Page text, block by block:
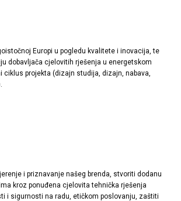
Europi u pogledu kvalitete i inovacija, te
dobavljača cjelovitih rješenja u energetskom
ciklus projekta (dizajn studija, dizajn, nabava,
i priznavanje našeg brenda, stvoriti dodanu
kroz ponuđena cjelovita tehnička rješenja
i sigurnosti na radu, etičkom poslovanju, zaštiti